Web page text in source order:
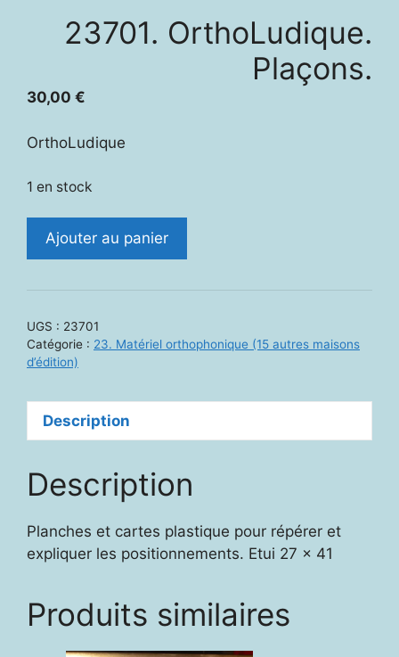
23701. OrthoLudique.
Plaçons.
30,00 €
OrthoLudique
1 en stock
quantité
Ajouter au panier
UGS : 23701
Catégorie : 23. Matériel orthophonique (15 autres maisons
d’édition)
Description
Description
Planches et cartes plastique pour répérer et
expliquer les positionnements. Etui 27 x 41
Produits similaires